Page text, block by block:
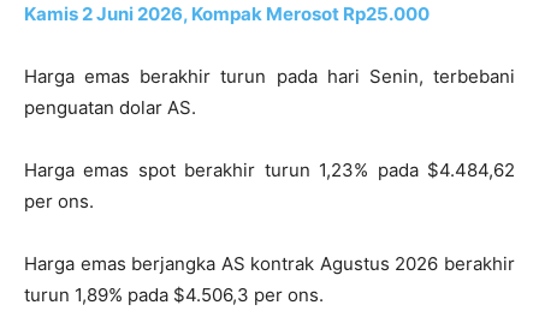
Kamis 2 Juni 2026, Kompak Merosot Rp25.000
Harga emas berakhir turun pada hari Senin, terbebani
penguatan dolar AS.
Harga emas spot berakhir turun 1,23% pada $4.484,62
per ons.
Harga emas berjangka AS kontrak Agustus 2026 berakhir
turun 1,89% pada $4.506,3 per ons.